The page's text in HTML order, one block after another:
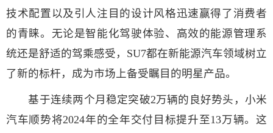
技术配置以及引人注目的设计风格迅速赢得了消费者
的青睐。无论是智能化驾驶体验、高效的能源管理系
统还是舒适的驾乘感受，SU7都在新能源汽车领域树立
了新的标杆，成为市场上备受瞩目的明星产品。
基于连续两个月稳定突破2万辆的良好势头，小米
汽车顺势将2024年的全年交付目标提升至13万辆。这